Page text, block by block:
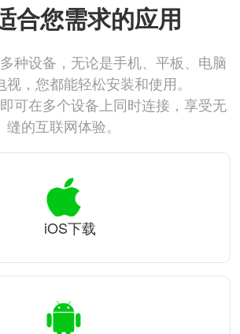
合您需求的应用
种设备，无论是手机、平板、电脑
，您都能轻松安装和使用。
可在多个设备上同时连接，享受无
缝的互联网体验。
iOS下载